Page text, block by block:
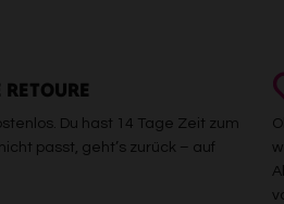
Du hast 14 Tage Zeit zum
passt, geht’s zurück – auf